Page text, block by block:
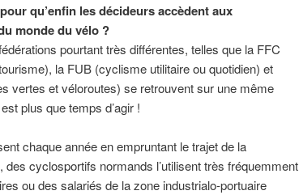
qu’enfin les décideurs accèdent aux
monde du vélo ?
pourtant très différentes, telles que la FFC
la FUB (cyclisme utilitaire ou quotidien) et
vertes et véloroutes) se retrouvent sur une même
plus que temps d’agir !
chaque année en empruntant le trajet de la
des cyclosportifs normands l’utilisent très fréquemment
ou des salariés de la zone industrialo-portuaire